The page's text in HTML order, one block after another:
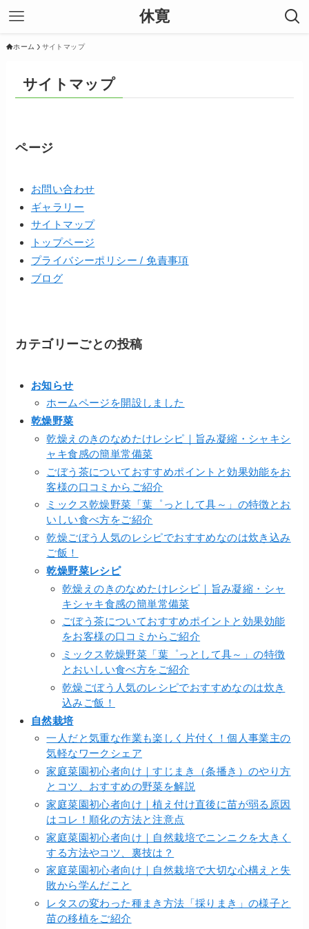
休寛
ホーム サイトマップ
サイトマップ
ページ
お問い合わせ
ギャラリー
サイトマップ
トップページ
プライバシーポリシー / 免責事項
ブログ
カテゴリーごとの投稿
お知らせ
ホームページを開設しました
乾燥野菜
乾燥えのきのなめたけレシピ｜旨み凝縮・シャキシ
ャキ食感の簡単常備菜
ごぼう茶についておすすめポイントと効果効能をお
客様の口コミからご紹介
ミックス乾燥野菜「葉゜っとして具～」の特徴とお
いしい食べ方をご紹介
乾燥ごぼう人気のレシピでおすすめなのは炊き込み
ご飯！
乾燥野菜レシピ
乾燥えのきのなめたけレシピ｜旨み凝縮・シャ
キシャキ食感の簡単常備菜
ごぼう茶についておすすめポイントと効果効能
をお客様の口コミからご紹介
ミックス乾燥野菜「葉゜っとして具～」の特徴
とおいしい食べ方をご紹介
乾燥ごぼう人気のレシピでおすすめなのは炊き
込みご飯！
自然栽培
一人だと気重な作業も楽しく片付く！個人事業主の
気軽なワークシェア
家庭菜園初心者向け｜すじまき（条播き）のやり方
とコツ、おすすめの野菜を解説
家庭菜園初心者向け｜植え付け直後に苗が弱る原因
はコレ！順化の方法と注意点
家庭菜園初心者向け｜自然栽培でニンニクを大きく
する方法やコツ、裏技は？
家庭菜園初心者向け｜自然栽培で大切な心構えと失
敗から学んだこと
レタスの変わった種まき方法「採りまき」の様子と
苗の移植をご紹介